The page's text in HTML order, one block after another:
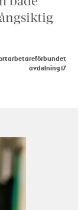
avdelning 17